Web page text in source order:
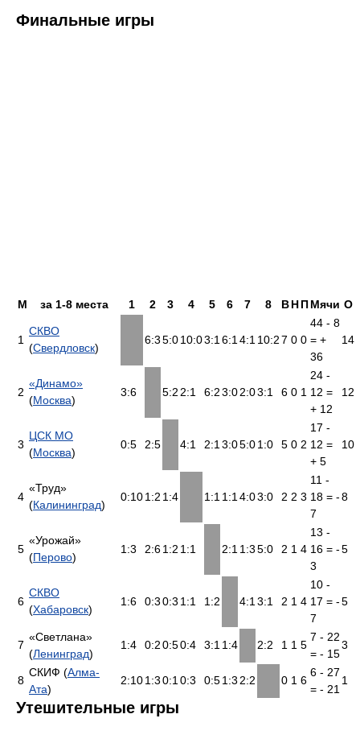
Финальные игры
М за 1-8 места 1 2 3 4 5 6 7 8 ВНПМячи О
1
СКВО
(Свердловск)
6:35:010:03:1 6:1 4:1 10:27 0 0
44 - 8
= +
36
14
2
«Динамо»
(Москва)
3:6 5:2 2:1 6:23:02:03:1 6 0 1
24 -
12 =
+ 12
12
3
ЦСК МО
(Москва)
0:5 2:5 4:1 2:1 3:05:01:0 5 0 2
17 -
12 =
+ 5
10
4
«Труд»
(Калининград)
0:101:2 1:4 1:1 1:1 4:03:0 2 2 3
11 -
18 = -
7
8
5
«Урожай»
(Перово)
1:3 2:61:2 1:1 2:1 1:35:0 2 1 4
13 -
16 = -
3
5
6
СКВО
(Хабаровск)
1:6 0:30:3 1:1 1:2 4:1 3:1 2 1 4
10 -
17 = -
7
5
7
«Светлана»
(Ленинград)
1:4 0:20:50:4 3:1 1:4 2:2 1 1 5
7 - 22
= - 15
3
8
СКИФ (Алма-
Ата)
2:101:30:1 0:3 0:51:3 2:2 0 1 6
6 - 27
= - 21
1
Утешительные игры